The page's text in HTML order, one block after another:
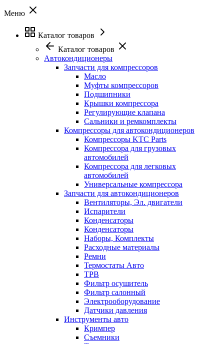
Меню
Каталог товаров
Каталог товаров
Автокондиционеры
Запчасти для компрессоров
Масло
Муфты компрессоров
Подшипники
Крышки компрессора
Регулирующие клапана
Сальники и ремкомплекты
Компрессоры для автокондиционеров
Компрессоры KTC Parts
Компрессора для грузовых
автомобилей
Компрессора для легковых
автомобилей
Универсальные компрессора
Запчасти для автокондиционеров
Вентиляторы, Эл. двигатели
Испарители
Конденсаторы
Конденсаторы
Наборы, Комплекты
Расходные материалы
Ремни
Термостаты Авто
ТРВ
Фильтр осушитель
Фильтр салонный
Электрооборудование
Датчики давления
Инструменты авто
Кримпер
Съемники